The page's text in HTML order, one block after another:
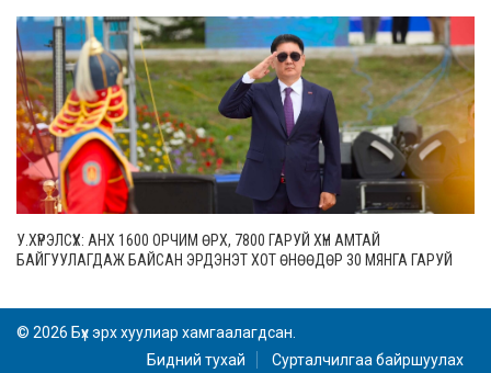
У.ХҮРЭЛСҮХ: АНХ 1600 ОРЧИМ ӨРХ, 7800 ГАРУЙ ХҮН АМТАЙ
БАЙГУУЛАГДАЖ БАЙСАН ЭРДЭНЭТ ХОТ ӨНӨӨДӨР 30 МЯНГА ГАРУЙ
© 2026 Бүх эрх хуулиар хамгаалагдсан.
Бидний тухай
Сурталчилгаа байршуулах